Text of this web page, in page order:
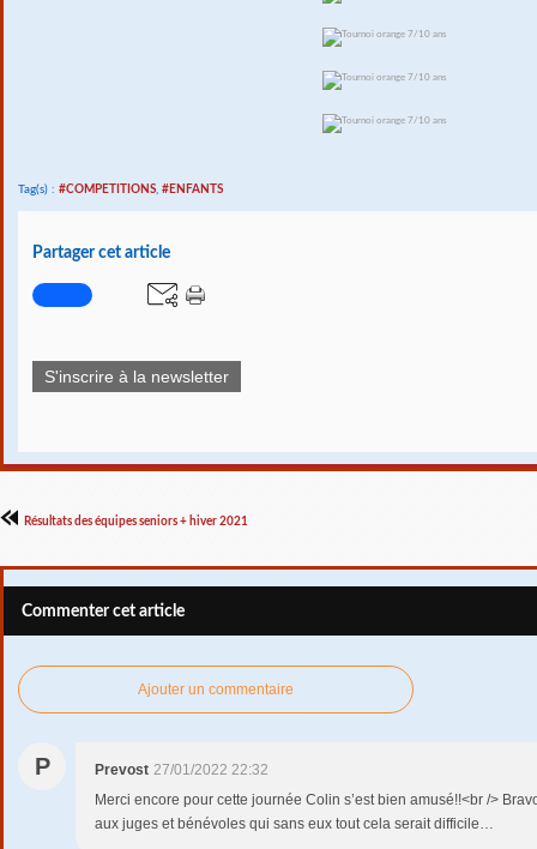
Tag(s) : #COMPETITIONS, #ENFANTS
Partager cet article
S'inscrire à la newsletter
Résultats des équipes seniors + hiver 2021
Commenter cet article
Ajouter un commentaire
P Prevost 27/01/2022 22:32
Merci encore pour cette journée Colin s’est bien amusé!!<br />
aux juges et bénévoles qui sans eux tout cela serait difficile…